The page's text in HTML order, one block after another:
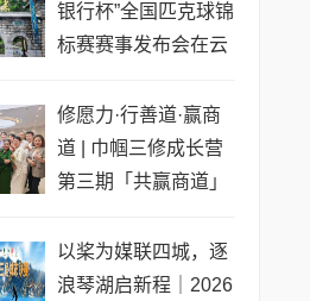
银行杯”全国匹克球锦
标赛赛事发布会在云
修愿力·行善道·赢商
道 | 巾帼三修成长营
第三期「共赢商道」
以桨为媒联四城，逐
浪琴湖启新程｜2026